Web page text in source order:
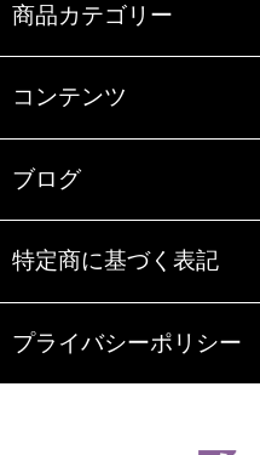
商品カテゴリー
コンテンツ
ブログ
特定商に基づく表記
プライバシーポリシー